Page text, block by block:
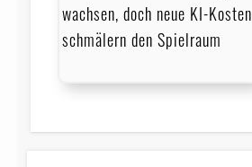
wachsen, doch neue KI-Kosten
schmälern den Spielraum